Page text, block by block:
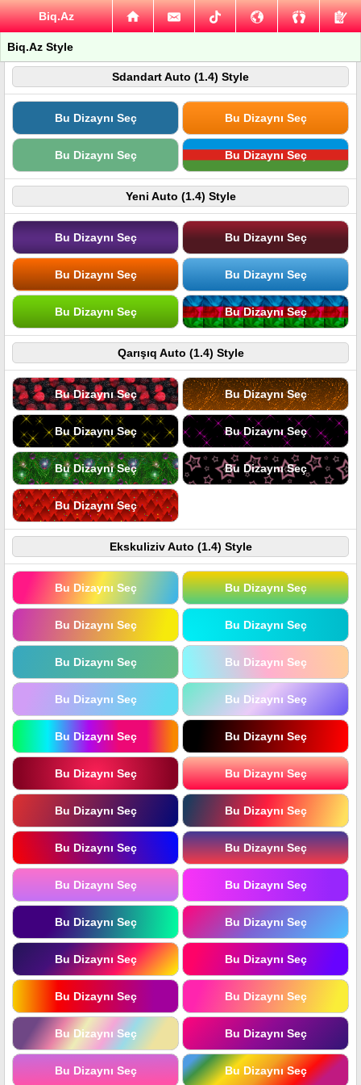
Biq.Az
Biq.Az Style
Sdandart Auto (1.4) Style
Bu Dizaynı Seç Bu Dizaynı Seç
Bu Dizaynı Seç Bu Dizaynı Seç
Yeni Auto (1.4) Style
Bu Dizaynı Seç Bu Dizaynı Seç
Bu Dizaynı Seç Bu Dizaynı Seç
Bu Dizaynı Seç Bu Dizaynı Seç
Qarışıq Auto (1.4) Style
Bu Dizaynı Seç Bu Dizaynı Seç
Bu Dizaynı Seç Bu Dizaynı Seç
Bu Dizaynı Seç Bu Dizaynı Seç
Bu Dizaynı Seç
Ekskuliziv Auto (1.4) Style
Bu Dizaynı Seç Bu Dizaynı Seç
Bu Dizaynı Seç Bu Dizaynı Seç
Bu Dizaynı Seç Bu Dizaynı Seç
Bu Dizaynı Seç Bu Dizaynı Seç
Bu Dizaynı Seç Bu Dizaynı Seç
Bu Dizaynı Seç Bu Dizaynı Seç
Bu Dizaynı Seç Bu Dizaynı Seç
Bu Dizaynı Seç Bu Dizaynı Seç
Bu Dizaynı Seç Bu Dizaynı Seç
Bu Dizaynı Seç Bu Dizaynı Seç
Bu Dizaynı Seç Bu Dizaynı Seç
Bu Dizaynı Seç Bu Dizaynı Seç
Bu Dizaynı Seç Bu Dizaynı Seç
Bu Dizaynı Seç Bu Dizaynı Seç